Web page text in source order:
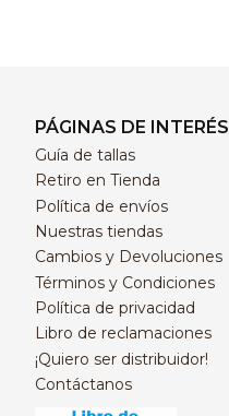
PÁGINAS DE INTERÉS
Guía de tallas
Retiro en Tienda
Política de envíos
Nuestras tiendas
Cambios y Devoluciones
Términos y Condiciones
Política de privacidad
Libro de reclamaciones
¡Quiero ser distribuidor!
Contáctanos